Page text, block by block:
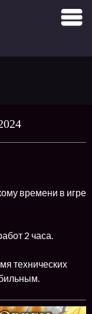
времени в игре
2 часа.
технических